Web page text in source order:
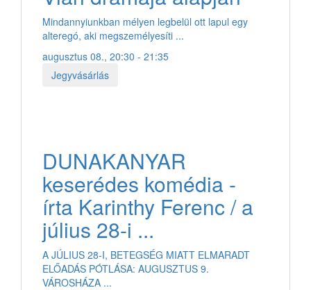
Mindannyiunkban mélyen legbelül ott lapul egy
alteregó, aki megszemélyesíti ...
augusztus 08., 20:30 - 21:35
Jegyvásárlás
DUNAKANYAR
keserédes komédia -
írta Karinthy Ferenc / a
július 28-i ...
A JÚLIUS 28-I, BETEGSÉG MIATT ELMARADT
ELŐADÁS PÓTLÁSA: AUGUSZTUS 9.
VÁROSHÁZA ...